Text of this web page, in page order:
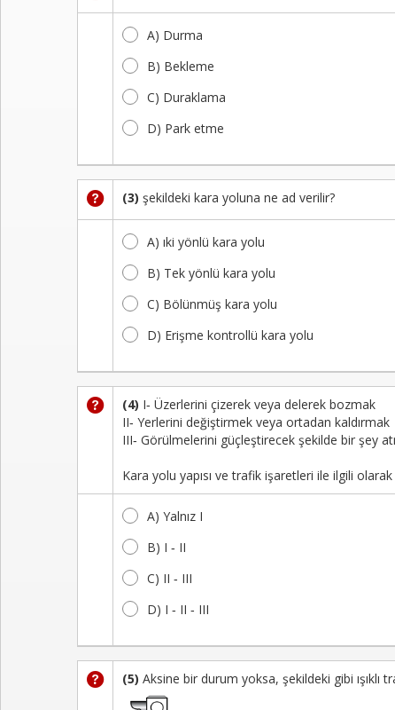
A) Durma
B) Bekleme
C) Duraklama
D) Park etme
(3) şekildeki kara yoluna ne ad verilir?
A) ıki yönlü kara yolu
B) Tek yönlü kara yolu
C) Bölünmüş kara yolu
D) Erişme kontrollü kara yolu
(4) I‑ Üzerlerini çizerek veya delerek bozmak
II‑ Yerlerini değiştirmek veya ortadan kaldırmak
III‑ Görülmelerini güçleştirecek şekilde bir şey
Kara yolu yapısı ve trafik işaretleri ile ilgili
A) Yalnız I
B) I ‑ II
C) II ‑ III
D) I ‑ II ‑ III
(5) Aksine bir durum yoksa, şekildeki gibi ışıklı